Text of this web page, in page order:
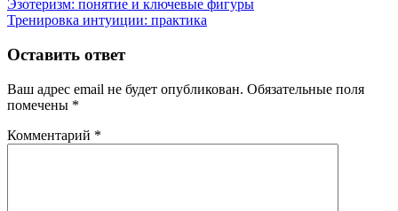
Навигация
по
записям
Предыдущая
запись:
Эзотеризм: понятие и ключевые фигуры
Следующая
Тренировка интуиции: практика
Оставить ответ
Ваш адрес email не будет опубликован. Обязательные поля
помечены *
Комментарий *